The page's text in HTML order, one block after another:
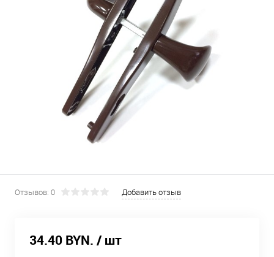
Отзывов: 0 Добавить отзыв
34.40 BYN. / шт